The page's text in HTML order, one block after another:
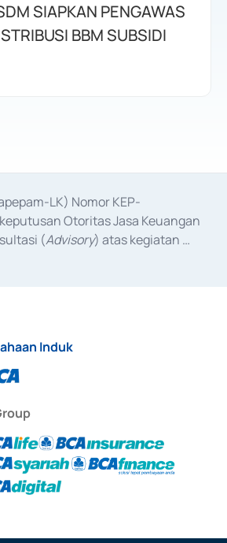
SIAPKAN PENGAWAS
BBM SUBSIDI
LK) Nomor KEP-
Otoritas Jasa Keuangan
(Advisory) atas kegiatan
Induk